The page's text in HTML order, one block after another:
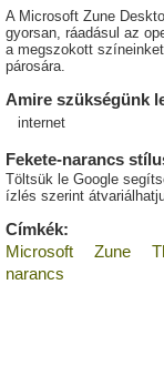
A Microsoft Zune
gyorsan, ráadásul az
a megszokott
párosára.
Amire szükségünk
internet
Fekete-narancs
Töltsük le Google
ízlés szerint
Címkék:
Microsoft
Zune
narancs